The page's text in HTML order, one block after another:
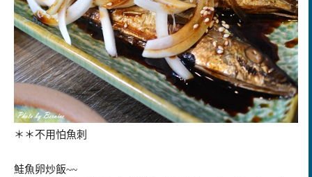
＊＊不用怕魚刺
鮭魚卵炒飯~~